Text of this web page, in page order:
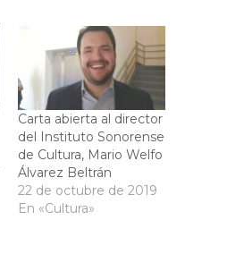
Carta abierta al director
del Instituto Sonorense
de Cultura, Mario Welfo
Álvarez Beltrán
22 de octubre de 2019
En «Cultura»